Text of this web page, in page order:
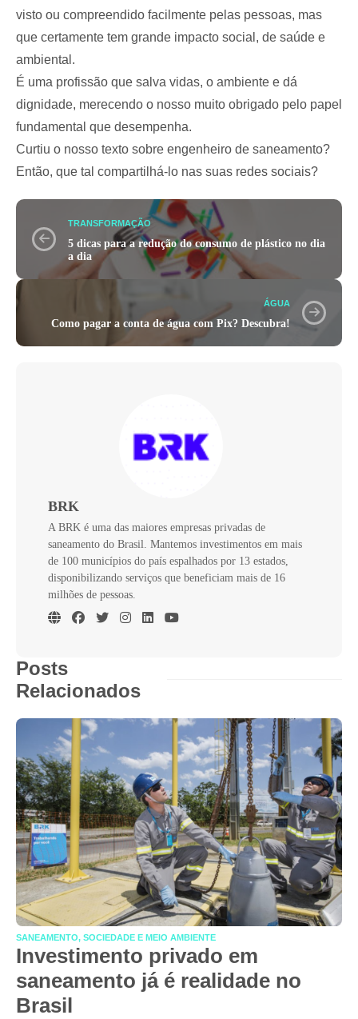
visto ou compreendido facilmente pelas pessoas, mas
que certamente tem grande impacto social, de saúde e
ambiental.
É uma profissão que salva vidas, o ambiente e dá
dignidade, merecendo o nosso muito obrigado pelo papel
fundamental que desempenha.
Curtiu o nosso texto sobre engenheiro de saneamento?
Então, que tal compartilhá-lo nas suas redes sociais?
TRANSFORMAÇÃO
5 dicas para a redução do consumo de plástico no dia
a dia
ÁGUA
Como pagar a conta de água com Pix? Descubra!
BRK
A BRK é uma das maiores empresas privadas de
saneamento do Brasil. Mantemos investimentos em mais
de 100 municípios do país espalhados por 13 estados,
disponibilizando serviços que beneficiam mais de 16
milhões de pessoas.
Posts
Relacionados
SANEAMENTO, SOCIEDADE E MEIO AMBIENTE
Investimento privado em
saneamento já é realidade no
Brasil